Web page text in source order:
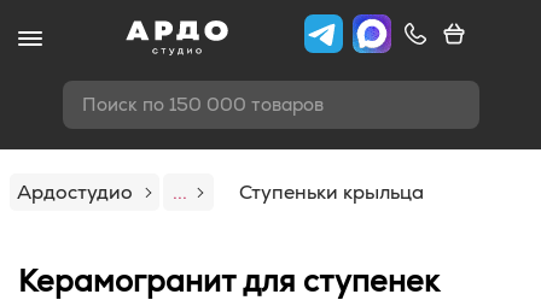
Поиск по 150 000 товаров
Ардостудио ... Ступеньки крыльца
Керамогранит для ступенек